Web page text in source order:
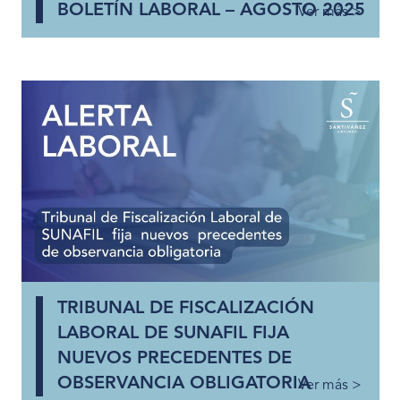
BOLETÍN LABORAL – AGOSTO 2025
Ver más >
TRIBUNAL DE FISCALIZACIÓN
LABORAL DE SUNAFIL FIJA
NUEVOS PRECEDENTES DE
OBSERVANCIA OBLIGATORIAVer más >